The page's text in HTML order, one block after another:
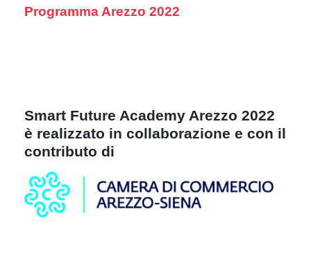
Programma Arezzo 2022
Smart Future Academy Arezzo 2022
è realizzato in collaborazione e con il
contributo di